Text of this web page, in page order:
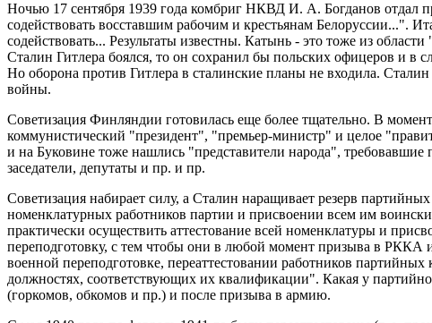
Ночью 17 сентября 1939 года комбриг НКВД И. А. Богданов отдал
содействовать восставшим рабочим и крестьянам Белоруссии...".
содействовать... Результаты известны. Катынь - это тоже из
Сталин Гитлера боялся, то он сохранил бы польских офицеров и в
Но оборона против Гитлера в сталинские планы не входила.
войны.
Советизация Финляндии готовилась еще более тщательно. В
коммунистический "президент", "премьер-министр" и целое
и на Буковине тоже нашлись "представители народа",
заседатели, депутаты и пр. и пр.
Советизация набирает силу, а Сталин наращивает резерв
номенклатурных работников партии и присвоении всем им
практически осуществить аттестование всей номенклатуры и
переподготовку, с тем чтобы они в любой момент призыва в
военной переподготовке, переаттестовании работников
должностях, соответствующих их квалификации". Какая у
(горкомов, обкомов и пр.) и после призыва в армию.